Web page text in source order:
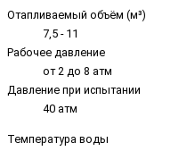
Отапливаемый объём (м³)
7,5 - 11
Рабочее давление
от 2 до 8 атм
Давление при испытании
40 атм
Температура воды